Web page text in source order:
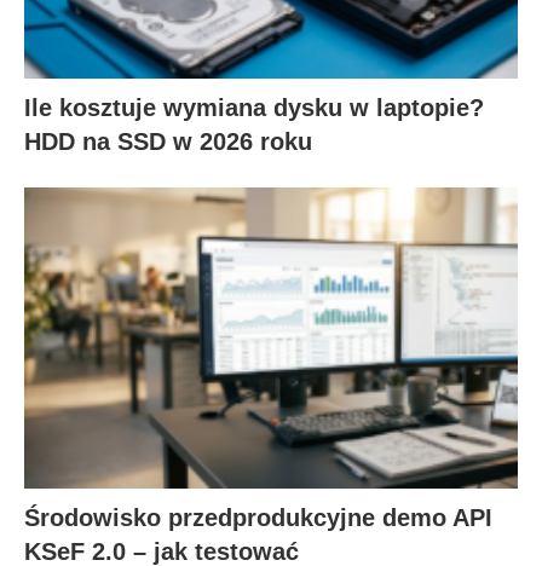
Ile kosztuje wymiana dysku w laptopie?
HDD na SSD w 2026 roku
Środowisko przedprodukcyjne demo API
KSeF 2.0 – jak testować